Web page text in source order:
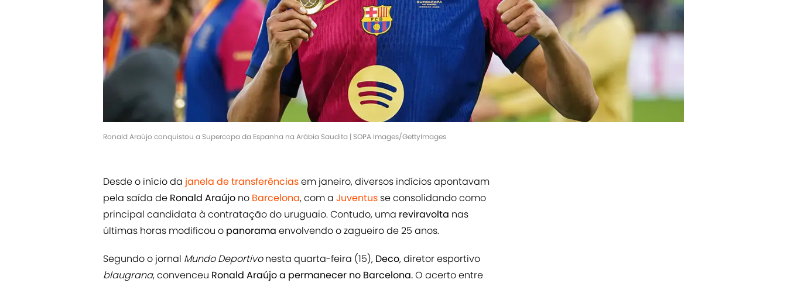
Ronald Araújo conquistou a Supercopa da Espanha na Arábia Saudita | SOPA Images/GettyImages
Desde o início da janela de transferênciasem janeiro, diversos indícios apontavam
pela saída de Ronald Araújo no Barcelona, com a Juventus se consolidando como
principal candidata à contratação do uruguaio. Contudo, uma reviravolta nas
últimas horas modificou o panorama envolvendo o zagueiro de 25 anos.
Segundo o jornal Mundo Deportivonesta quarta-feira (15), Deco, diretor esportivo
blaugrana, convenceu Ronald Araújoa permanecer no Barcelona.O acerto entre